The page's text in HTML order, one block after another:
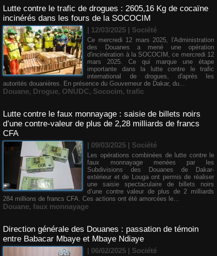
Lutte contre le trafic de drogues : 2605,16 Kg de cocaïne
incinérés dans les fours de la SOCOCIM
| 12/03/2025 | Société
Ce mercredi 12 mars 2025, l'Administration
des Douanes a mené une opération
d'incinération à la SOCOCIM, ce mercredi 12
mars 2025. Ce qui marque une étape
importante dans la lutte contre le trafic
international de drogues, d'après les
autorités douanières. En présence du Gouverneur de Dakar, du...
Douane, Drogue, ONUDC, Sococim, trafic
Lutte contre le faux monnayage : saisie de billets noirs
d’une contre-valeur de plus de 2,28 milliards de francs
CFA
| 09/03/2025 | Société
Les opérations combinées de lutte contre le
faux monnayage menées par les
Subdivisions des Douanes de Dakar-
extérieur et de Louga ont permis de réaliser
une saisie spectaculaire de billets noirs
d’une contre valeur de plus de 2 milliards
284 millions de francs CFA. Ces actions ont été amorcées le...
Douane, faux monnayage
Direction générale des Douanes : passation de témoin
entre Babacar Mbaye et Mbaye Ndiaye
| 06/02/2025 | Société